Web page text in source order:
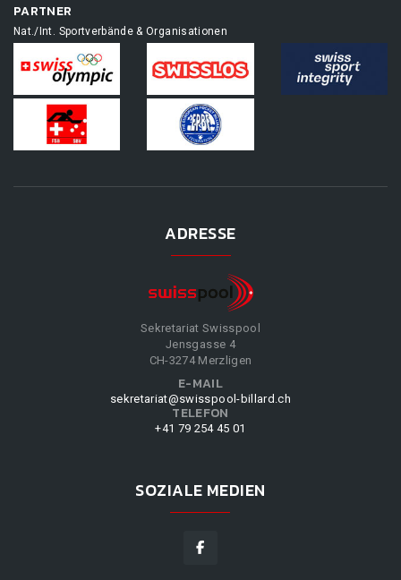
PARTNER
Nat./Int. Sportverbände & Organisationen
ADRESSE
Sekretariat Swisspool
Jensgasse 4
CH-3274 Merzligen
E-MAIL
sekretariat@swisspool-billard.ch
TELEFON
+41 79 254 45 01
SOZIALE MEDIEN